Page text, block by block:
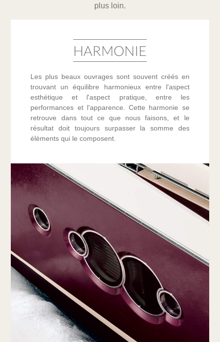
plus loin.
HARMONIE
Les plus beaux ouvrages sont souvent créés en
trouvant un équilibre harmonieux entre l'aspect
esthétique et l'aspect pratique, entre les
performances et l'apparence. Cette harmonie se
retrouve dans tout ce que nous faisons, et le
résultat doit toujours surpasser la somme des
éléments qui le composent.